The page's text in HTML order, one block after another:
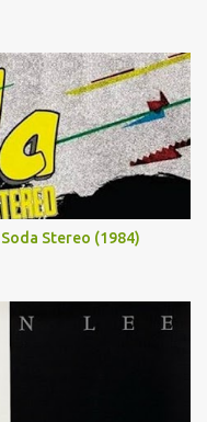
Stereo (1984)